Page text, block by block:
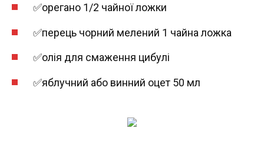
✅орегано 1/2 чайної ложки
✅перець чорний мелений 1 чайна ложка
✅олія для смаження цибулі
✅яблучний або винний оцет 50 мл